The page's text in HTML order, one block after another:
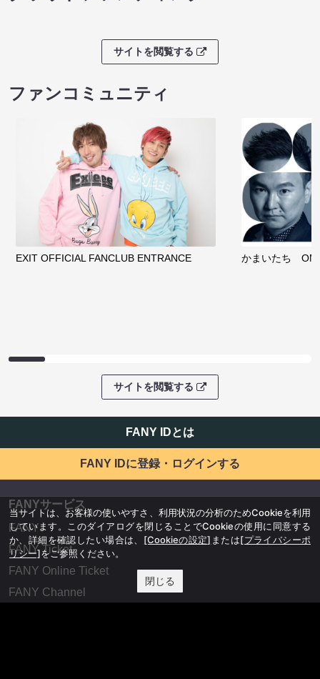
サイトを閲覧する
ファンコミュニティ
EXIT OFFICIAL FANCLUB ENTRANCE かまいたち
サイトを閲覧する
FANY IDとは
FANY IDに登録・ログインする
FANYサービス
FANY
FANY Ticket
FANY Online Ticket
FANY Channel
当サイトは、お客様の使いやすさ、利用状況の分析のためCookieを利用
しています。このダイアログを閉じることでCookieの使用に同意する
か、詳細を確認したい場合は、 [Cookieの設定] または[プライバシーポ
リシー]をご参照ください。
閉じる